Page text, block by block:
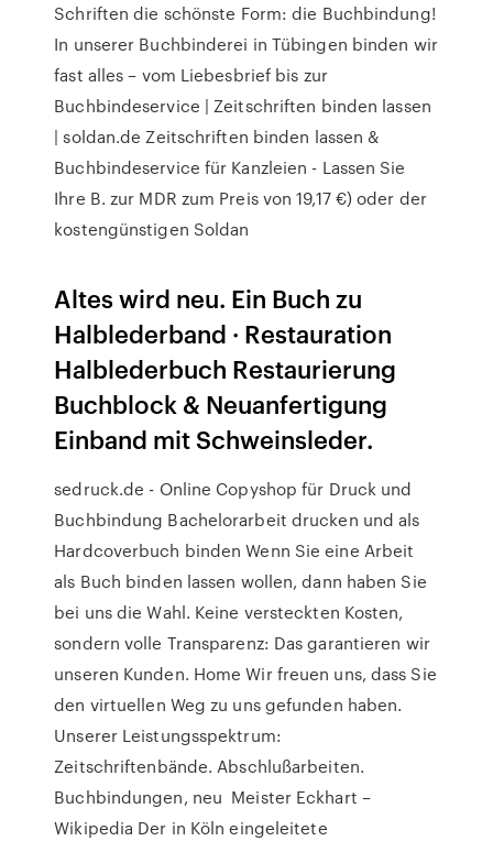
Schriften die schönste Form: die Buchbindung!
In unserer Buchbinderei in Tübingen binden wir
fast alles – vom Liebesbrief bis zur
Buchbindeservice | Zeitschriften binden lassen
| soldan.de Zeitschriften binden lassen &
Buchbindeservice für Kanzleien - Lassen Sie
Ihre B. zur MDR zum Preis von 19,17 €) oder der
kostengünstigen Soldan
Altes wird neu. Ein Buch zu
Halblederband · Restauration
Halblederbuch Restaurierung
Buchblock & Neuanfertigung
Einband mit Schweinsleder.
sedruck.de - Online Copyshop für Druck und
Buchbindung Bachelorarbeit drucken und als
Hardcoverbuch binden Wenn Sie eine Arbeit
als Buch binden lassen wollen, dann haben Sie
bei uns die Wahl. Keine versteckten Kosten,
sondern volle Transparenz: Das garantieren wir
unseren Kunden. Home Wir freuen uns, dass Sie
den virtuellen Weg zu uns gefunden haben.
Unserer Leistungsspektrum:
Zeitschriftenbände. Abschlußarbeiten.
Buchbindungen, neu Meister Eckhart –
Wikipedia Der in Köln eingeleitete